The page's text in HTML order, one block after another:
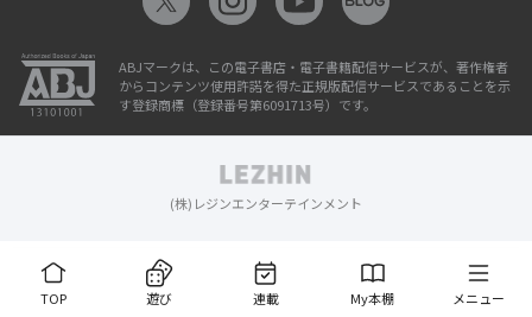
TOP 遊び 連載 My本棚 メニュー
ABJマークは、この電子書店・電子書籍配信サービスが、著作権者
からコンテンツ使用許諾を得た正規版配信サービスであることを示
す登録商標（登録番号第6091713号）です。
(株)レジンエンターテインメント